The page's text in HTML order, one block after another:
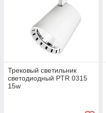
Трековый светильник
светодиодный PTR 0315
15w